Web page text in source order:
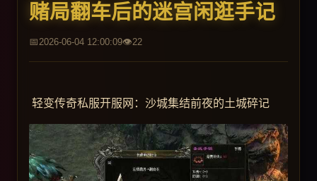
赌局翻车后的迷宫闲逛手记
2026-06-04 12:00:09 22
轻变传奇私服开服网：沙城集结前夜的土城碎记